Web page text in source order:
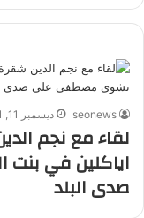
seonews ديسمبر 11, 2021
لقاء مع نجم
اياكلين في
صدى البلد